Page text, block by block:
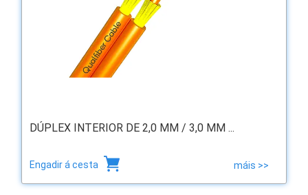
DÚPLEX INTERIOR DE 2,0 MM / 3,0 MM ...
Engadir á cesta máis >>